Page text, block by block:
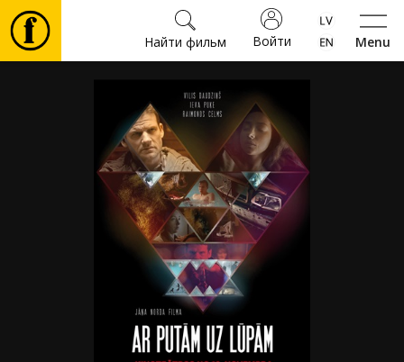
Menu
Войти
Найти фильм
Культура
Мероприятия